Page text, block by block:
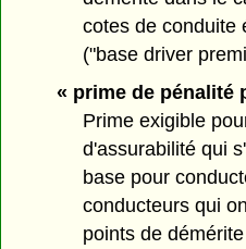
cotes de conduite
("base driver
« prime de pénalité
Prime exigible
d'assurabilité qui
base pour
conducteurs qui
points de